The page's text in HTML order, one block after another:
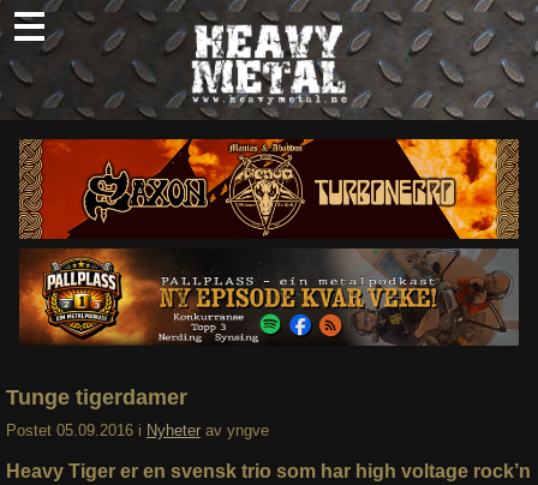
Skip
to
content
Nyheter
Omtaler
Intervjuer
Om oss
Abonner
Søk
Tunge tigerdamer
Postet 05.09.2016 i Nyheter av yngve
Heavy Tiger er en svensk trio som har high voltage rock’n